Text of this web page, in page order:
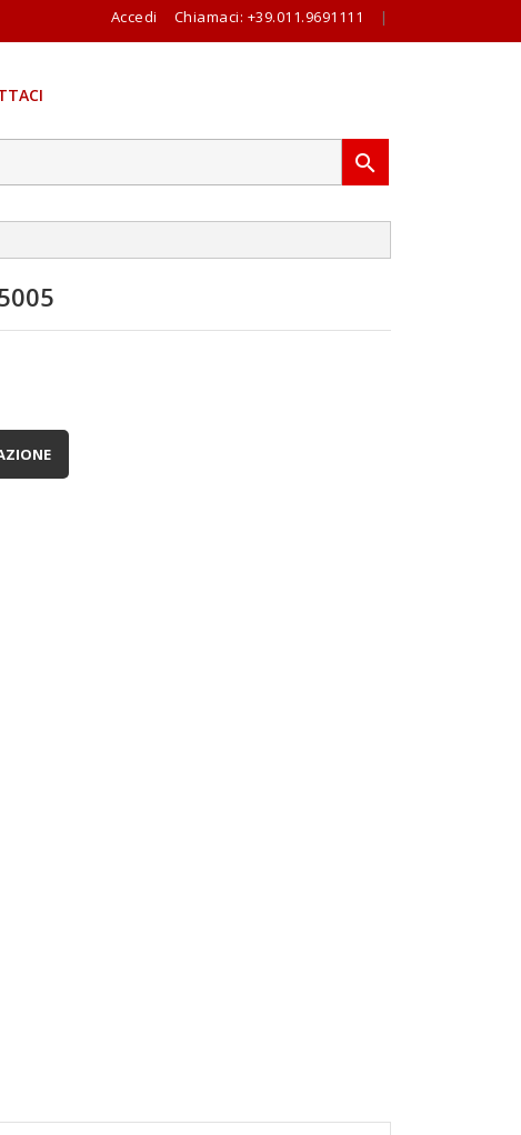
Accedi Chiamaci: +39.011.9691111 |
